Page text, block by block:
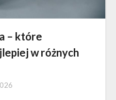
– które
w różnych